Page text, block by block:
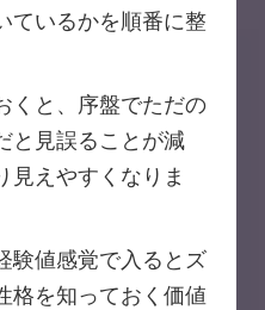
ているかを順番に整
くと、序盤でただの
と見誤ることが減
見えやすくなりま
験値感覚で入るとズ
格を知っておく価値